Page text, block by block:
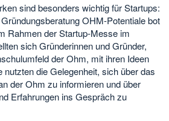
sind besonders wichtig für Startups:
OHM-Potentiale bot
Rahmen der Startup-Messe im
sich Gründerinnen und Gründer,
der Ohm, mit ihren Ideen
die Gelegenheit, sich über das
der Ohm zu informieren und über
Erfahrungen ins Gespräch zu